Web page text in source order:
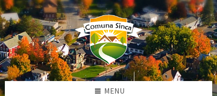
Skip
to
content
Skip
to
left
sidebar
Skip
to
footer
MENU